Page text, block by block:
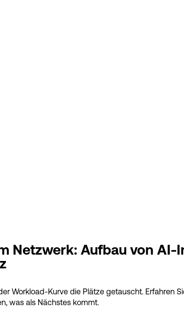
Netzwerk: Aufbau von
Workload-Kurve die Plätze getauscht. Erfahren
was als Nächstes kommt.